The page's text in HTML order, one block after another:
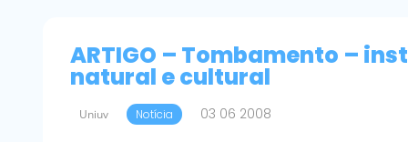
ARTIGO – Tombamento –
natural e cultural
Uniuv Notícia 03 06 2008